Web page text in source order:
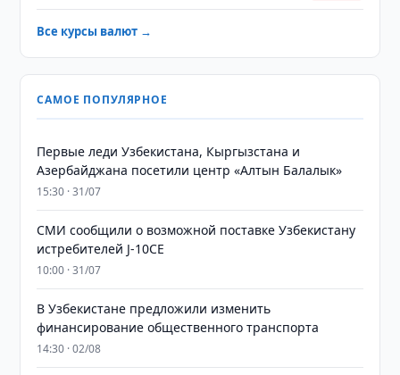
Все курсы валют →
САМОЕ ПОПУЛЯРНОЕ
Первые леди Узбекистана, Кыргызстана и
Азербайджана посетили центр «Алтын Балалык»
15:30 · 31/07
СМИ сообщили о возможной поставке Узбекистану
истребителей J-10CE
10:00 · 31/07
В Узбекистане предложили изменить
финансирование общественного транспорта
14:30 · 02/08